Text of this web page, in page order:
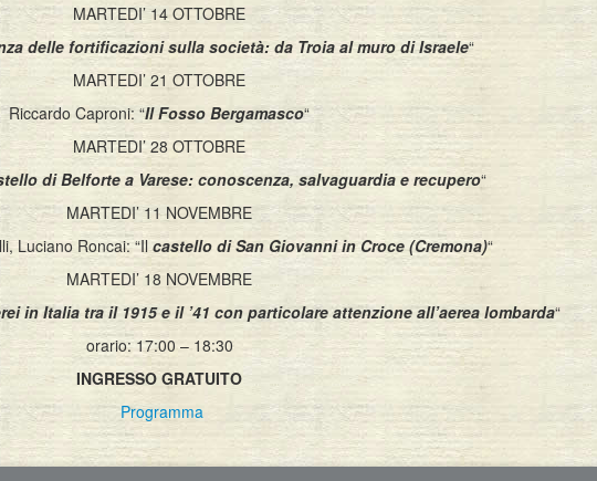
MARTEDI’ 14 OTTOBRE
delle fortificazioni sulla società: da Troia al muro di Israele“
MARTEDI’ 21 OTTOBRE
Riccardo Caproni: “Il Fosso Bergamasco“
MARTEDI’ 28 OTTOBRE
di Belforte a Varese: conoscenza, salvaguardia e recupero“
MARTEDI’ 11 NOVEMBRE
Luciano Roncai: “Il castello di San Giovanni in Croce (Cremona)“
MARTEDI’ 18 NOVEMBRE
in Italia tra il 1915 e il ’41 con particolare attenzione all’aerea lombarda“
orario: 17:00 – 18:30
INGRESSO GRATUITO
Programma